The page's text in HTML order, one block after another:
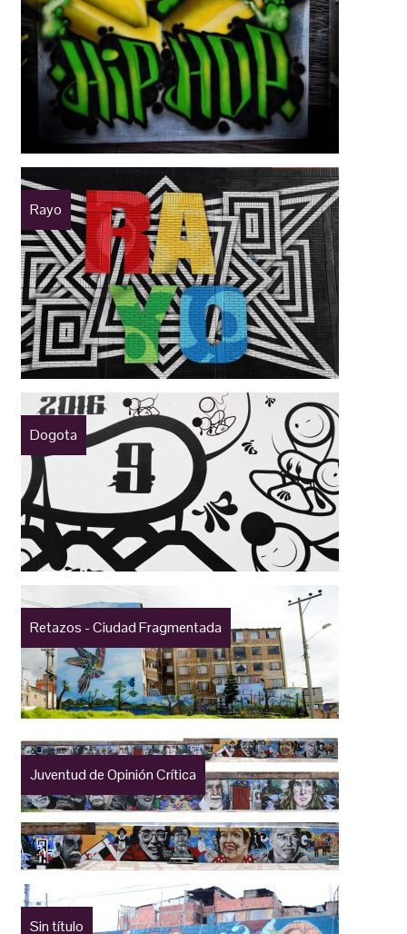
Rayo
Dogota
Retazos - Ciudad Fragmentada
Juventud de Opinión Crítica
Sin título